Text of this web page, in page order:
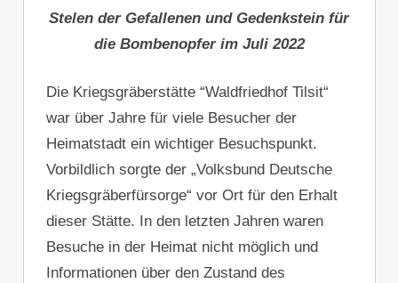
Stelen der Gefallenen und Gedenkstein für
die Bombenopfer im Juli 2022
Die Kriegsgräberstätte “Waldfriedhof Tilsit“
war über Jahre für viele Besucher der
Heimatstadt ein wichtiger Besuchspunkt.
Vorbildlich sorgte der „Volksbund Deutsche
Kriegsgräberfürsorge“ vor Ort für den Erhalt
dieser Stätte. In den letzten Jahren waren
Besuche in der Heimat nicht möglich und
Informationen über den Zustand des